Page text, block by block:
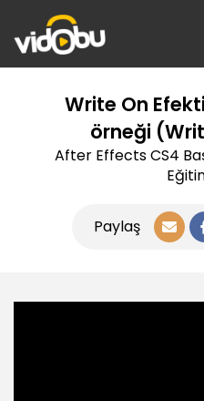
Write On
örneği
After Effects CS4
Paylaş